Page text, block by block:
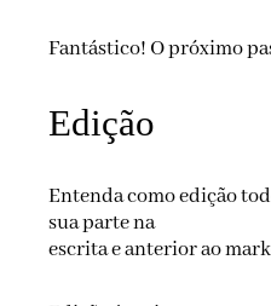
Fantástico! O próximo
Edição
Entenda como edição
sua parte na
escrita e anterior ao